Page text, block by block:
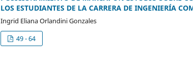
LOS ESTUDIANTES DE LA CARRERA DE INGENIERÍA
Ingrid Eliana Orlandini Gonzales
49 - 64